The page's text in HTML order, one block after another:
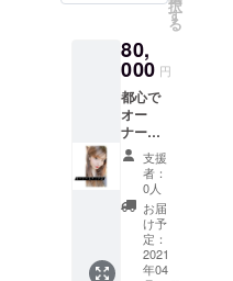
だくリ
ターン
商品に
なりま
す。 ※
有効期
限は
クーポ
ン配布
から半
年以内
となり
ます。
※メール
択
す
る
80,
000 円
都心で
オー
ナーと
ランチ
会 ご支
援くだ
さった
理由
や、そ
の他雑
談も楽
支援
者：
0人
お届
け予
定：
2021
年04